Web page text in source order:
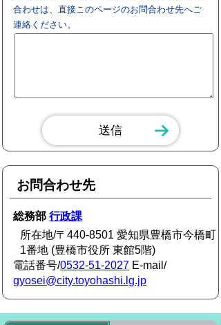
合わせは、直接このページのお問合わせ先へご
連絡ください。
お問合わせ先
総務部行政課
所在地/〒440-8501 愛知県豊橋市今橋町
1番地 (豊橋市役所 東館5階)
電話番号/0532-51-2027 E-mail/
gyosei@city.toyohashi.lg.jp